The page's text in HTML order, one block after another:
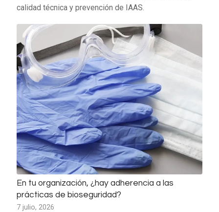
calidad técnica y prevención de IAAS.
En tu organización, ¿hay adherencia a las
prácticas de bioseguridad?
7 julio, 2026